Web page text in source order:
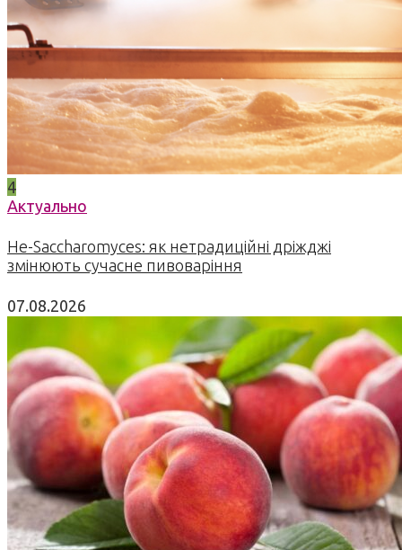
4
Актуально
Не-Saccharomyces: як нетрадиційні дріжджі
змінюють сучасне пивоваріння
07.08.2026